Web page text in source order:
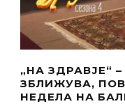
„НА ЗДРАВЈЕ“
ЗБЛИЖУВА,
НЕДЕЛА НА